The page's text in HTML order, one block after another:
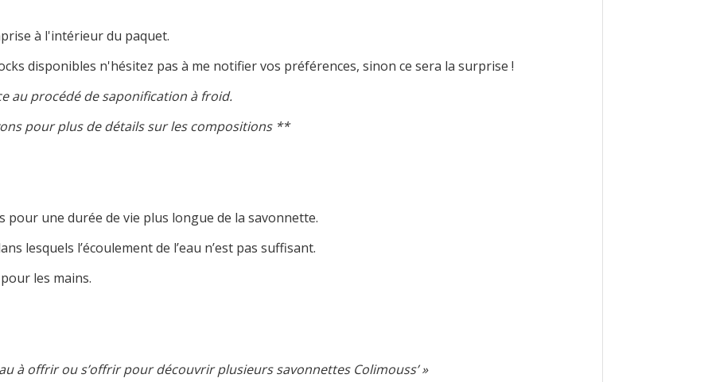
à l'intérieur du paquet.
disponibles n'hésitez pas à me notifier vos préférences, sinon ce sera la surprise !
au procédé de saponification à froid.
pour plus de détails sur les compositions **
une durée de vie plus longue de la savonnette.
lesquels l’écoulement de l’eau n’est pas suffisant.
les mains.
à offrir ou s’offrir pour découvrir plusieurs savonnettes Colimouss’ »